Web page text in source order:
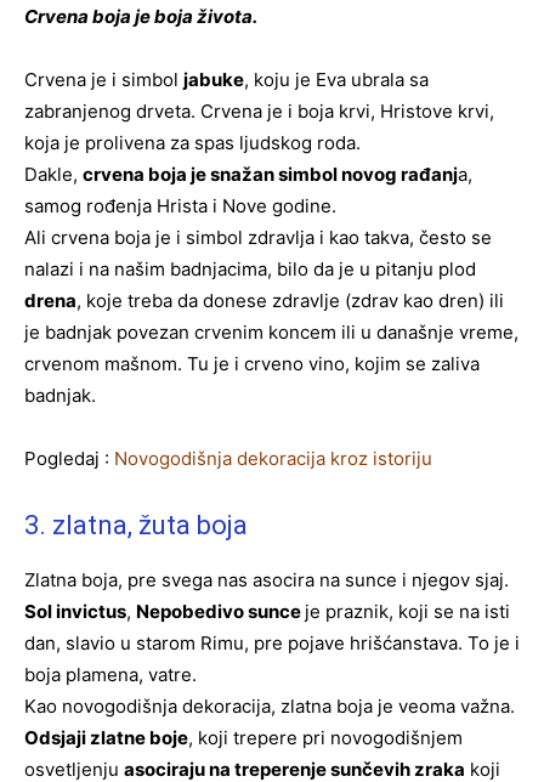
Crvena boja je boja života.
Crvena je i simbol jabuke, koju je Eva ubrala sa
zabranjenog drveta. Crvena je i boja krvi, Hristove krvi,
koja je prolivena za spas ljudskog roda.
Dakle, crvena boja je snažan simbol novog rađanja,
samog rođenja Hrista i Nove godine.
Ali crvena boja je i simbol zdravlja i kao takva, često se
nalazi i na našim badnjacima, bilo da je u pitanju plod
drena, koje treba da donese zdravlje (zdrav kao dren) ili
je badnjak povezan crvenim koncem ili u današnje vreme,
crvenom mašnom. Tu je i crveno vino, kojim se zaliva
badnjak.
Pogledaj : Novogodišnja dekoracija kroz istoriju
3. zlatna, žuta boja
Zlatna boja, pre svega nas asocira na sunce i njegov sjaj.
Sol invictus, Nepobedivo sunce je praznik, koji se na isti
dan, slavio u starom Rimu, pre pojave hrišćanstava. To je i
boja plamena, vatre.
Kao novogodišnja dekoracija, zlatna boja je veoma važna.
Odsjaji zlatne boje, koji trepere pri novogodišnjem
osvetljenju asociraju na treperenje sunčevih zraka koji